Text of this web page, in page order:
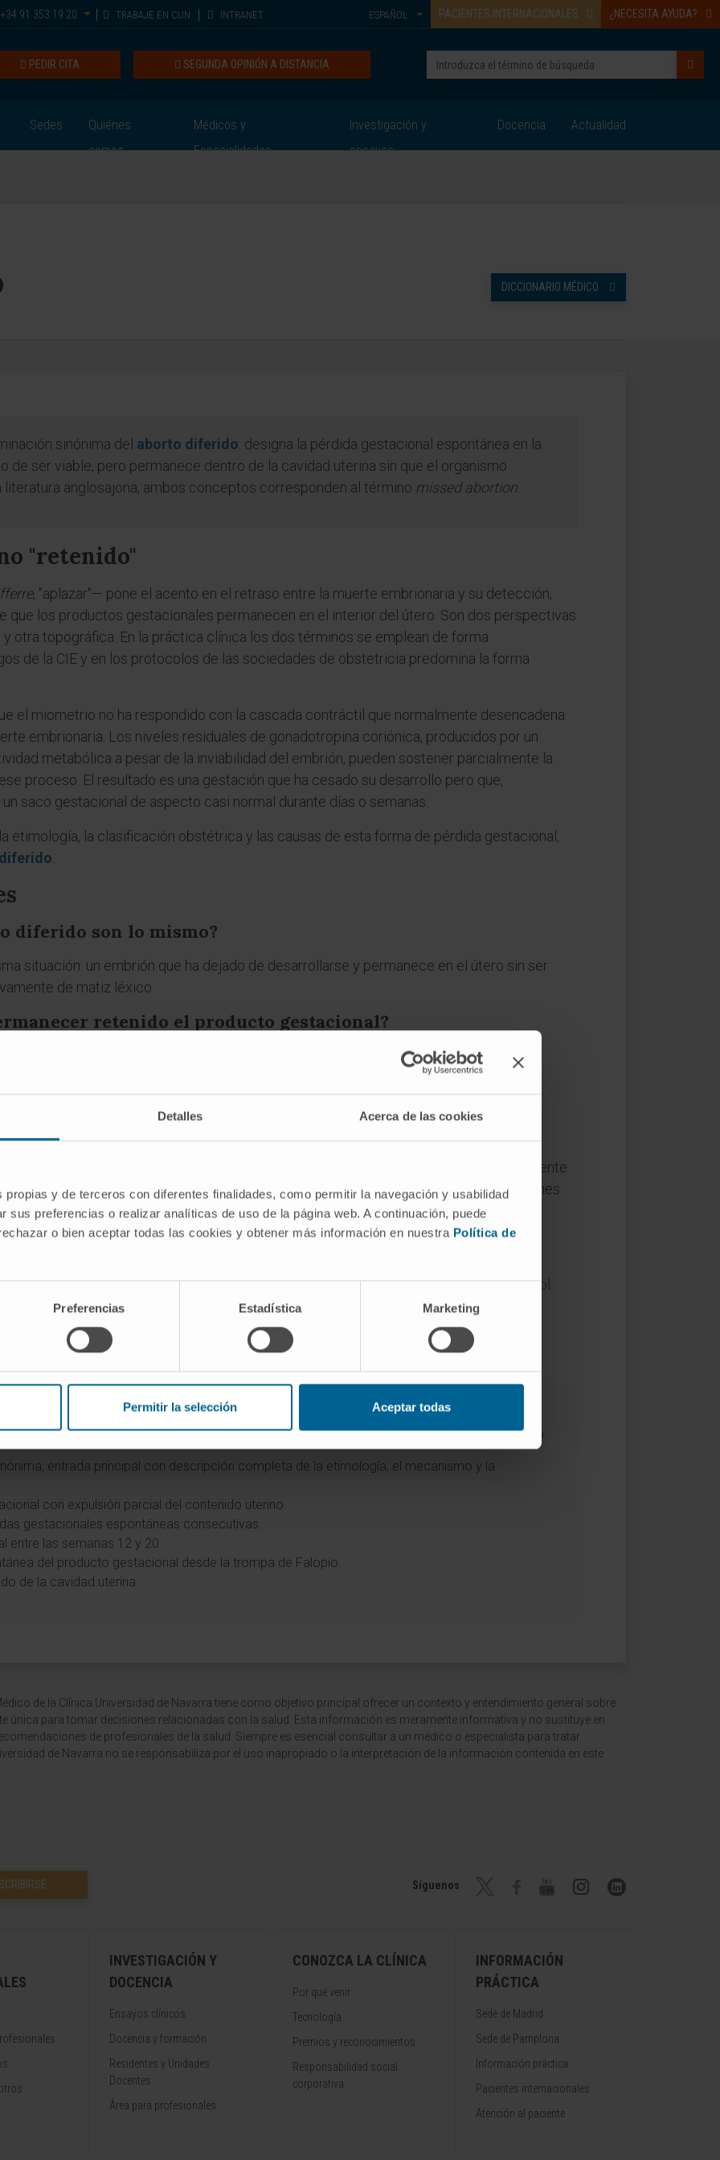
Detalles Acerca de las cookies
propias y de terceros con diferentes finalidades, como permitir la navegación y usabilidad
sus preferencias o realizar analíticas de uso de la página web. A continuación, puede
o bien aceptar todas las cookies y obtener más información en nuestra Política de
Preferencias Estadística Marketing
Permitir la selección Aceptar todas
+34 91 353 19 20 TRABAJE EN CUN INTRANET PACIENTES INTERNACIONALES ¿NECESITA AYUDA?
ESPAÑOL
SEGUNDA OPINIÓN A DISTANCIA
PEDIR CITA
Sedes
Quiénes
somos
Médicos y
Especialidades
Investigación y
ensayos
Docencia Actualidad
DICCIONARIO MÉDICO
sinónima del aborto diferido: designa la pérdida gestacional espontánea en la
de ser viable, pero permanece dentro de la cavidad uterina sin que el organismo
literatura anglosajona, ambos conceptos corresponden al término missed abortion
"retenido"
, "aplazar"— pone el acento en el retraso entre la muerte embrionaria y su detección,
que los productos gestacionales permanecen en el interior del útero. Son dos perspectivas
otra topográfica. En la práctica clínica los dos términos se emplean de forma
de la CIE y en los protocolos de las sociedades de obstetricia predomina la forma
el miometrio no ha respondido con la cascada contráctil que normalmente desencadena
embrionaria. Los niveles residuales de gonadotropina coriónica, producidos por un
metabólica a pesar de la inviabilidad del embrión, pueden sostener parcialmente la
proceso. El resultado es una gestación que ha cesado su desarrollo pero que,
saco gestacional de aspecto casi normal durante días o semanas.
etimología, la clasificación obstétrica y las causas de esta forma de pérdida gestacional,
diferido son lo mismo?
situación: un embrión que ha dejado de desarrollarse y permanece en el útero sin ser
de matiz léxico.
retenido el producto gestacional?
solo unos días antes de que comience la expulsión espontánea; en otros, puede
es el recurso que permite detectar la situación antes de que aparezcan señales
términos en los informes médicos?
frecuente en la literatura española y en la codificación CIE; "retenido" se usa ampliamente
coloquial. Los protocolos de la SEGO y del ACOG reconocen ambas denominaciones
de Estados Unidos.Aborto espontáneo. MedlinePlus, enciclopedia médica en español
Aborto espontáneo. Ginecología y obstetricia
de Estados Unidos.
Pérdida del embarazo. MedlinePlus en español.
Diccionario de la lengua española
diccionario
al aborto retenido, puede consultar las siguientes definiciones del Diccionario médico:
entrada principal con descripción completa de la etimología, el mecanismo y la
con expulsión parcial del contenido uterino.
gestacionales espontáneas consecutivas.
entre las semanas 12 y 20.
del producto gestacional desde la trompa de Falopio.
de la cavidad uterina.
de la Clínica Universidad de Navarra tiene como objetivo principal ofrecer un contexto y entendimiento general sobre
única para tomar decisiones relacionadas con la salud. Esta información es meramente informativa y no sustituye en
de profesionales de la salud. Siempre es esencial consultar a un médico o especialista para tratar
de Navarra no se responsabiliza por el uso inapropiado o la interpretación de la información contenida en este
Síguenos
INVESTIGACIÓN Y
DOCENCIA
Ensayos clínicos
Docencia y formación
Residentes y Unidades
Docentes
Área para profesionales
CONOZCA LA CLÍNICA
Por qué venir
Tecnología
Premios y reconocimientos
Responsabilidad social
corporativa
INFORMACIÓN
PRÁCTICA
Sede de Madrid
Sede de Pamplona
Información práctica
Pacientes internacionales
Atención al paciente